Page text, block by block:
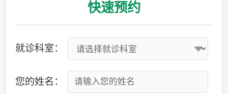
快速预约
就诊科室：
您的姓名：